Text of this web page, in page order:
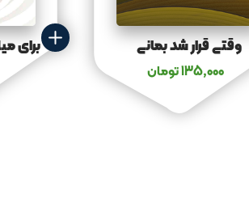
وقتی قرار شد بمانی
135,000تومان